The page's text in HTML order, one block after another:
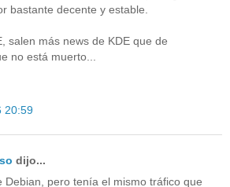
bastante decente y estable.
salen más news de KDE que de
no está muerto...
20:59
dijo...
Debian, pero tenía el mismo tráfico que